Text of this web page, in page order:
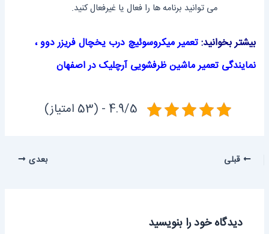
می توانید برنامه ها را فعال یا غیرفعال کنید.
بیشتر بخوانید:تعمیر میکروسوئیچ درب یخچال فریزر دوو،
نمایندگی تعمیر ماشین ظرفشویی آرچلیک در اصفهان
4.9/5 - (53 امتیاز)
قبلی بعدی
دیدگاه‌ خود را بنویسید